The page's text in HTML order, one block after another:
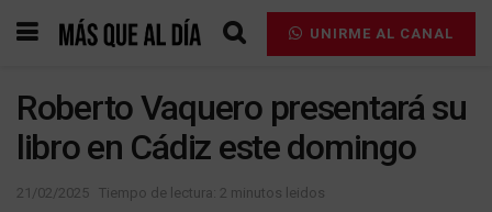
UNIRME AL CANAL
Roberto Vaquero presentará su
libro en Cádiz este domingo
21/02/2025 Tiempo de lectura: 2 minutos leidos